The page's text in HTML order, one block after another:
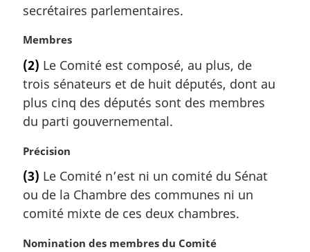
a
e
secrétaires parlementaires.
N
t
e
m
a
g
n
a
e
:
Membres
(2) Le Comité est composé, au plus, de
trois sénateurs et de huit députés, dont au
plus cinq des députés sont des membres
du parti gouvernemental.
N
t
e
m
r
Précision
(3) Le Comité n’est ni un comité du Sénat
ou de la Chambre des communes ni un
comité mixte de ces deux chambres.
N
Nomination des membres du Comité